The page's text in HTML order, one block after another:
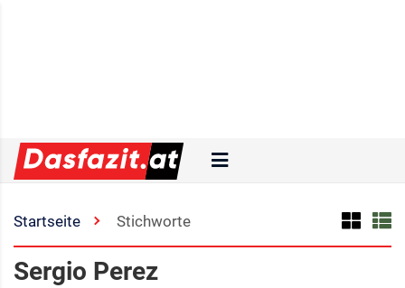
Startseite Stichworte
Sergio Perez